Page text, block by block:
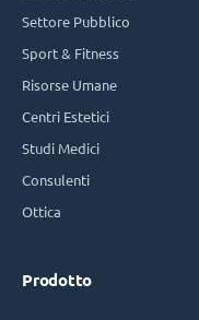
Settore Pubblico
Sport & Fitness
Risorse Umane
Centri Estetici
Studi Medici
Consulenti
Ottica
Prodotto